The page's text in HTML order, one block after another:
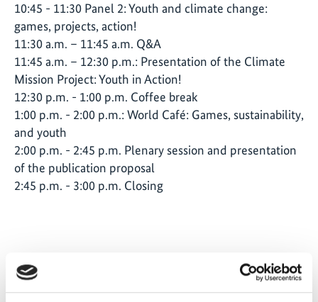
10:45 - 11:30 Panel 2: Youth and climate change:
games, projects, action!
11:30 a.m. – 11:45 a.m. Q&A
11:45 a.m. – 12:30 p.m.: Presentation of the Climate
Mission Project: Youth in Action!
12:30 p.m. - 1:00 p.m. Coffee break
1:00 p.m. - 2:00 p.m.: World Café: Games, sustainability,
and youth
2:00 p.m. - 2:45 p.m. Plenary session and presentation
of the publication proposal
2:45 p.m. - 3:00 p.m. Closing
Seite teilen
https://www.international-climate-
initiative.com/EVENT3333